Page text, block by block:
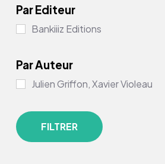
Par Editeur
Bankiiiz Editions
Par Auteur
Julien Griffon, Xavier Violeau
FILTRER